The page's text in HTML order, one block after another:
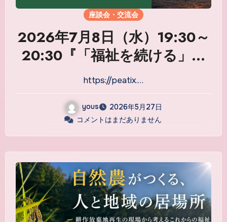
座談会・交流会
2026年7月8日（水）19:30～
20:30『「福祉を続ける」を
考える夜〜元官僚・現障害者
施設経営者と語る、制度と現
場のリアル〜』
https://peatix.…
yous
2026年5月27日
コメントはまだありません